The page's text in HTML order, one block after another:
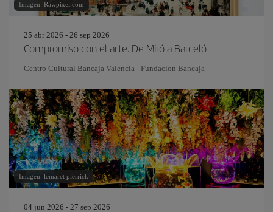
Imagen: Rawpixel.com
25 abr 2026 - 26 sep 2026
Compromiso con el arte. De Miró a Barceló
Centro Cultural Bancaja Valencia - Fundacion Bancaja
Imagen: lemaret pierrick
04 jun 2026 - 27 sep 2026